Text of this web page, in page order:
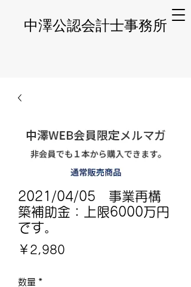
​中澤公認会計士事務所
2021/04/05 事業再構
築補助金：上限6000万円
です。
￥2,980
数量 *